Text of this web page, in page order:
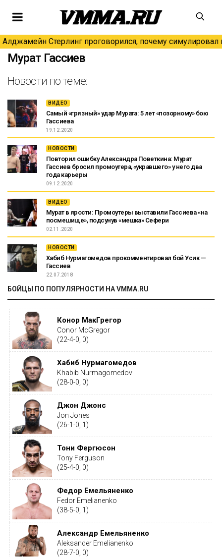
Алджамейн Стерлинг проговорился, почему симулировал
Мурат Гассиев
Новости по теме:
ВИДЕО
Самый «грязный» удар Мурата: 5 лет «позорному» бою
Гассиева
19.12.2020
НОВОСТИ
Повторил ошибку Александра Поветкина: Мурат
Гассиев бросил промоутера, «укравшего» у него два
года карьеры
09.12.2020
ВИДЕО
Мурат в ярости: Промоутеры выставили Гассиева «на
посмешище», подсунув «мешка» Сефери
02.11.2020
НОВОСТИ
Хабиб Нурмагомедов прокомментировал бой Усик —
Гассиев
22.07.2018
БОЙЦЫ ПО ПОПУЛЯРНОСТИ НА VMMA.RU
Конор МакГрегор
Conor McGregor
(22-4-0, 0)
Хабиб Нурмагомедов
Khabib Nurmagomedov
(28-0-0, 0)
Джон Джонс
Jon Jones
(26-1-0, 1)
Тони Фергюсон
Tony Ferguson
(25-4-0, 0)
Федор Емельяненко
Fedor Emelianenko
(38-5-0, 1)
Александр Емельяненко
Aleksander Emelianenko
(28-7-0, 0)